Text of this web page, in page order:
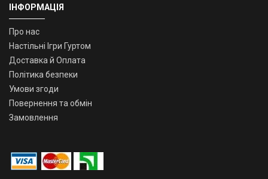
ІНФОРМАЦІЯ
Про нас
Настільні Ігри Гуртом
Доставка й Оплата
Політика безпеки
Умови згоди
Повернення та обмін
Замовлення